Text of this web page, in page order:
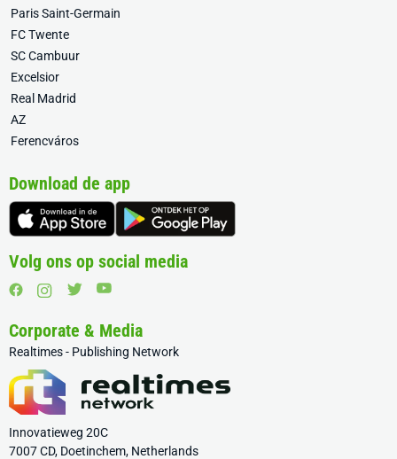
Paris Saint-Germain
FC Twente
SC Cambuur
Excelsior
Real Madrid
AZ
Ferencváros
Download de app
Volg ons op social media
Corporate & Media
Realtimes - Publishing Network
Innovatieweg 20C
7007 CD, Doetinchem, Netherlands